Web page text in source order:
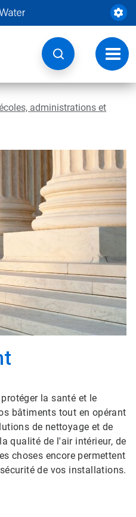
la
administrations et
la santé et le
bâtiments tout en opérant
de nettoyage et de
qualité de l'air intérieur, de
choses encore permettent
de vos installations.